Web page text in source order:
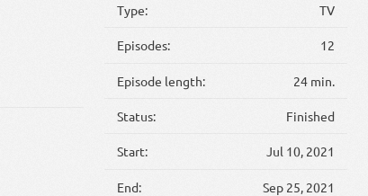
Type: TV
Episodes: 12
Episode length: 24 min.
Status: Finished
Start: Jul 10, 2021
End: Sep 25, 2021